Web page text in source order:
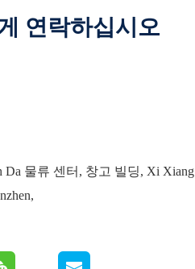
연락하십시오
Da 물류 센터, 창고 빌딩, Xi Xiang